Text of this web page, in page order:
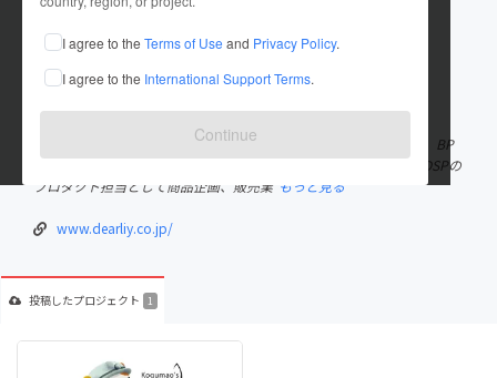
I agree to the Terms of Use and Privacy Policy.
I agree to the International Support Terms.
Continue
これまでに3回支援して1件のプロジェクトを投稿しています
在住国：日本 現在地：神奈川県
出身国：日本 出身地：東京都
2010年、楽天株式会社に新卒入社。広告部署でのオペレーション、BP
O、BPR等からキャリアをスタートさせる。 2014年にはADNW、DSPの
プロダクト担当として商品企画、販売業 もっと見る
www.dearliy.co.jp/
投稿したプロジェクト 1